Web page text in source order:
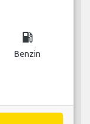
local_gas_station
Benzin